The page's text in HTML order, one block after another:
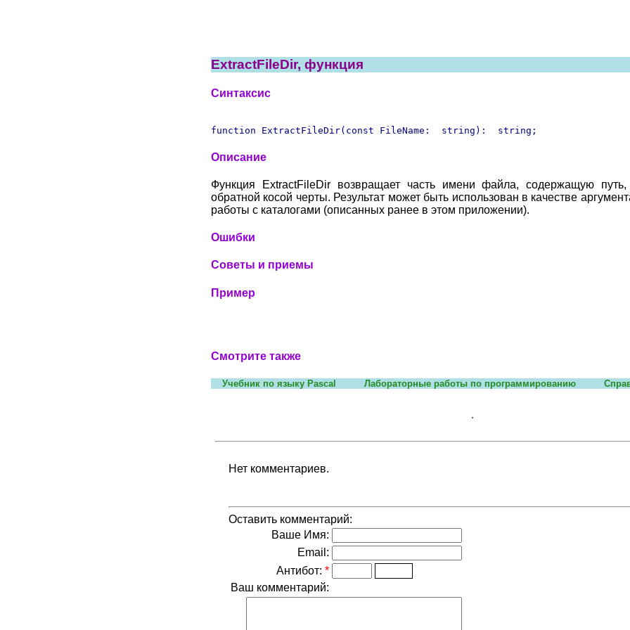
ExtractFileDir, функция
Синтаксис
function ExtractFileDir(const FileName:  string):  string;
Описание
Функция ExtractFileDir возвращает часть имени файла, содержащую
обратной косой черты. Результат может быть использован в качестве
работы с каталогами (описанных ранее в этом приложении).
Ошибки
Советы и приемы
Пример
Смотрите также
Учебник по языку Pascal Лабораторные работы по программированию
Нет комментариев.
Оставить комментарий:
Ваше Имя:
Email:
Антибот: *
Ваш комментарий: